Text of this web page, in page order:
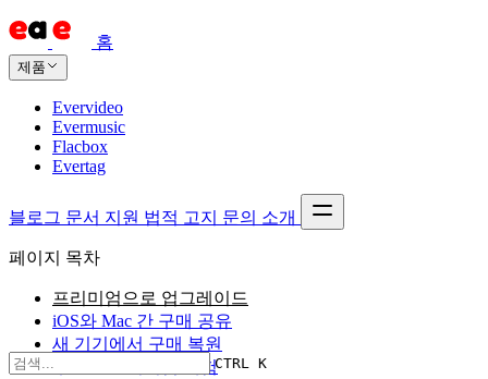
홈
제품
Evervideo
Evermusic
Flacbox
Evertag
블로그 문서 지원 법적 고지 문의 소개
CTRL K
페이지 목차
프리미엄으로 업그레이드
iOS와 Mac 간 구매 공유
새 기기에서 구매 복원
무료로 프리미엄 체험